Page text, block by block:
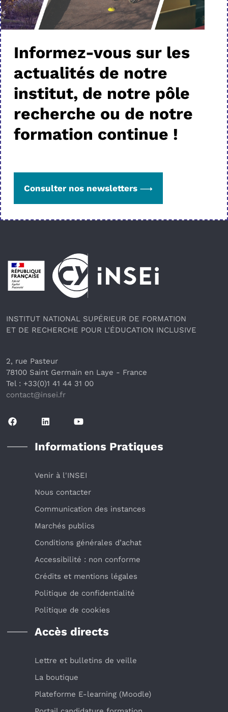
Informez-vous sur les
actualités de notre
institut, de notre pôle
recherche ou de notre
formation continue !
Consulter nos newsletters
Pied de page
INSTITUT NATIONAL SUPÉRIEUR DE FORMATION
ET DE RECHERCHE POUR L'ÉDUCATION INCLUSIVE
2, rue Pasteur
78100 Saint Germain en Laye - France
Tel : +33(0)1 41 44 31 00
contact@insei.fr
Informations Pratiques
Venir à l'INSEI
Nous contacter
Communication des instances
Marchés publics
Conditions générales d’achat
Accessibilité : non conforme
Crédits et mentions légales
Politique de confidentialité
Politique de cookies
Accès directs
Lettre et bulletins de veille
La boutique
Plateforme E-learning (Moodle)